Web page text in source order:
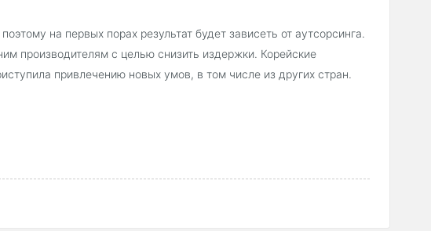
на первых порах результат будет зависеть от аутсорсинга.
производителям с целью снизить издержки. Корейские
привлечению новых умов, в том числе из других стран.